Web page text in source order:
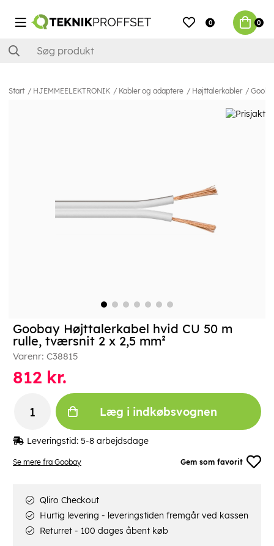
0 0
Start HJEMMEELEKTRONIK Kabler og adaptere Højttalerkabler
Se mere fra Goobay Gem som favorit
Goobay Højttalerkabel hvid CU 50 m
rulle, tværsnit 2 x 2,5 mm²
Varenr: C38815
812 kr.
Læg i indkøbsvognen
Leveringstid: 5-8 arbejdsdage
Qliro Checkout
Hurtig levering - leveringstiden fremgår ved kassen
Returret - 100 dages åbent køb